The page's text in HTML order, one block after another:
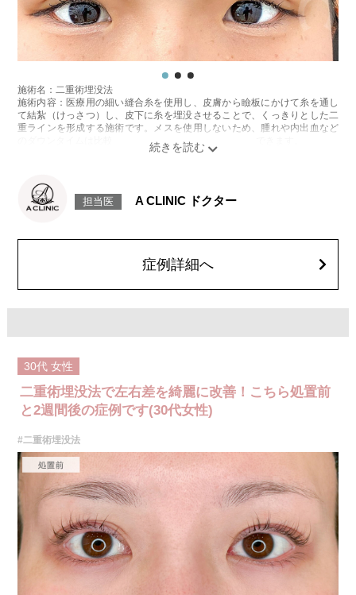
施術名：二重術埋没法
施術内容：医療用の細い縫合糸を使用し、皮膚から瞼板にかけて糸を通し
て結紮（けっさつ）し、皮下に糸を埋没させることで、くっきりとした二
重ラインを形成する施術です。メスを使用しないため、腫れや内出血など
のダウンタイムは比較的少なく、自然な仕上がりが期待できます。
で落ち着いていきますが、個人差があります。また、稀に細菌感染症、左
右差、重瞼ラインの消失・乱れ、縫合糸の露出、結膜腫脹などが生じるこ
アドバンス 2箇所217,800円(税込)～6箇所349,800円(税込)
アペックス シングル437,800円(税込)～ダブル657,800円(税込)
シークレットアイズシングル712,800円(税込)〜ダブル877,800円(税込)
担当医 A CLINIC ドクター
症例詳細へ
30代 女性
二重術埋没法で左右差を綺麗に改善！こちら処置前
と2週間後の症例です(30代女性)
#二重術埋没法